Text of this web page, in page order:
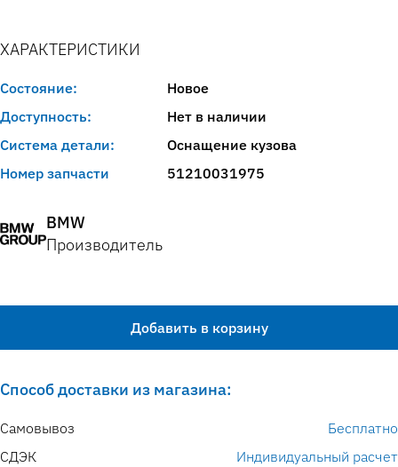
ХАРАКТЕРИСТИКИ
Состояние:
Новое
Доступность:
Нет в наличии
Система детали:
Оснащение кузова
Номер запчасти
51210031975
BMW
Производитель
Добавить в корзину
Способ доставки из магазина:
Самовывоз
Бесплатно
СДЭК
Индивидуальный расчет